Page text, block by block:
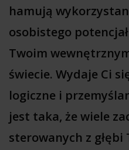
hamują
osobistego
Twoim
świecie. Wydaje Ci
logiczne i
jest taka, że wiele
sterowanych z głębi